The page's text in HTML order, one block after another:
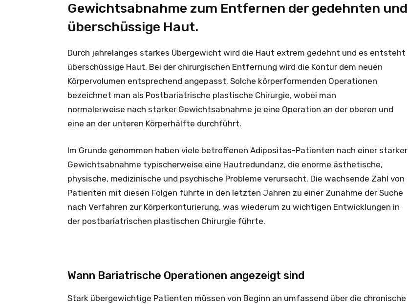
Gewichtsabnahme zum Entfernen der gedehnten und
überschüssige Haut.
Durch jahrelanges starkes Übergewicht wird die Haut extrem gedehnt und es entsteht
überschüssige Haut. Bei der chirurgischen Entfernung wird die Kontur dem neuen
Körpervolumen entsprechend angepasst. Solche körperformenden Operationen
bezeichnet man als Postbariatrische plastische Chirurgie, wobei man
normalerweise nach starker Gewichtsabnahme je eine Operation an der oberen und
eine an der unteren Körperhälfte durchführt.
Im Grunde genommen haben viele betroffenen Adipositas-Patienten nach einer starker
Gewichtsabnahme typischerweise eine Hautredundanz, die enorme ästhetische,
physische, medizinische und psychische Probleme verursacht. Die wachsende Zahl von
Patienten mit diesen Folgen führte in den letzten Jahren zu einer Zunahme der Suche
nach Verfahren zur Körperkonturierung, was wiederum zu wichtigen Entwicklungen in
der postbariatrischen plastischen Chirurgie führte.
Wann Bariatrische Operationen angezeigt sind
Stark übergewichtige Patienten müssen von Beginn an umfassend über die chronische